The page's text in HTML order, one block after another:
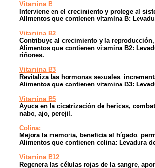
Vitamina B
Interviene en el crecimiento y protege al
Alimentos que contienen vitamina B:
Vitamina B2
Contribuye al crecimiento y la
Alimentos que contienen vitamina B2:
riñones.
Vitamina B3
Revitaliza las hormonas sexuales,
Alimentos que contienen vitamina B3:
Vitamina B5
Ayuda en la cicatrización de heridas,
nabo, ajo, perejil.
Colina:
Mejora la memoria, beneficia al hígado,
Alimentos que contienen colina: Levadura
Vitamina B12
Regenera las células rojas de la sangre,